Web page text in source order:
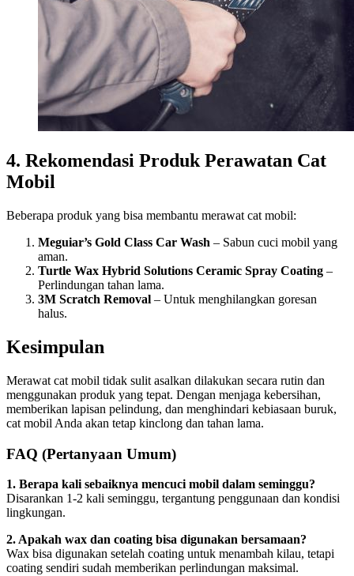
4. Rekomendasi Produk Perawatan Cat
Mobil
Beberapa produk yang bisa membantu merawat cat mobil:
Meguiar’s Gold Class Car Wash – Sabun cuci mobil yang
aman.
Turtle Wax Hybrid Solutions Ceramic Spray Coating –
Perlindungan tahan lama.
3M Scratch Removal – Untuk menghilangkan goresan
halus.
Kesimpulan
Merawat cat mobil tidak sulit asalkan dilakukan secara rutin dan
menggunakan produk yang tepat. Dengan menjaga kebersihan,
memberikan lapisan pelindung, dan menghindari kebiasaan buruk,
cat mobil Anda akan tetap kinclong dan tahan lama.
FAQ (Pertanyaan Umum)
1. Berapa kali sebaiknya mencuci mobil dalam seminggu?
Disarankan 1-2 kali seminggu, tergantung penggunaan dan kondisi
lingkungan.
2. Apakah wax dan coating bisa digunakan bersamaan?
Wax bisa digunakan setelah coating untuk menambah kilau, tetapi
coating sendiri sudah memberikan perlindungan maksimal.